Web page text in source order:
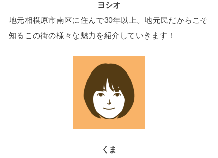
ヨシオ
地元相模原市南区に住んで30年以上。地元民だからこそ
知るこの街の様々な魅力を紹介していきます！
くま